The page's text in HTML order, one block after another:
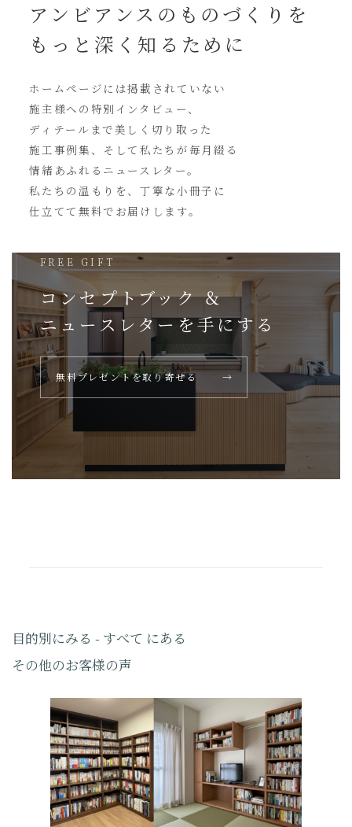
アンビアンスの ものづくりを
もっと深く知るために
ホームページには掲載されていない
施主様への特別インタビュー、
ディテールまで美しく切り取った
施工事例集、そして私たちが毎月綴る
情緒あふれるニュースレター。
私たちの温もりを、丁寧な小冊子に
仕立てて無料でお届けします。
FREE GIFT
コンセプトブック ＆
ニュースレターを手にする
無料プレゼントを取り寄せる →
目的別にみる - すべて にある
その他のお客様の声